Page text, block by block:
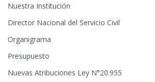
Nuestra Institución
Director Nacional del Servicio Civil
Organigrama
Presupuesto
Nuevas Atribuciones Ley N°20.955